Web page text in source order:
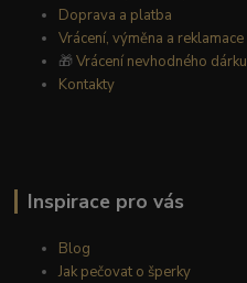
Doprava a platba
Vrácení, výměna a reklamace
🎁Vrácení nevhodného dárku
Kontakty
Inspirace pro vás
Blog
Jak pečovat o šperky